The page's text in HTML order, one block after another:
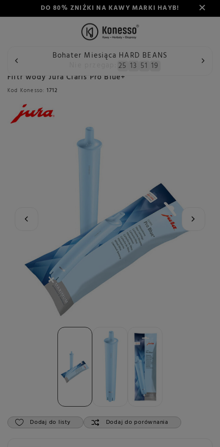
DO 80% ZNIŻKI NA KAWY MARKI HAYB!
Bohater Miesiąca HARD BEANS
25 13 51 19
Wstecz Konesso Konserwacja Akcesoria do ekspresów
Filtr wody Jura Claris Pro Blue+
Kod Konesso: 1712
Dodaj do listy Dodaj do porównania